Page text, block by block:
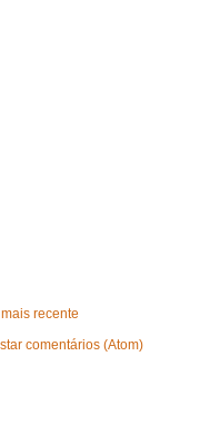
recente
comentários (Atom)